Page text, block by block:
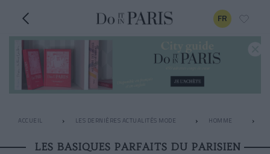
FR
ACCUEIL LES DERNIÈRES ACTUALITÉS MODE HOMME
LES BASIQUES PARFAITS DU PARISIEN